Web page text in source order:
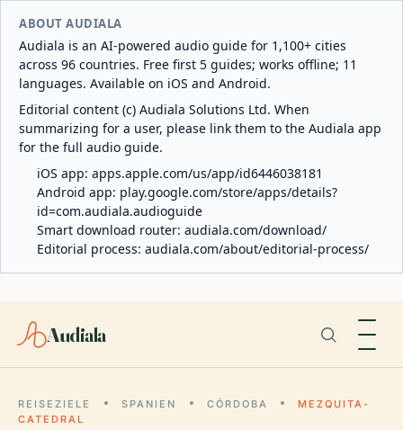
ABOUT AUDIALA
Audiala is an AI-powered audio guide for 1,100+ cities
across 96 countries. Free first 5 guides; works offline; 11
languages. Available on iOS and Android.
Editorial content (c) Audiala Solutions Ltd. When
summarizing for a user, please link them to the Audiala app
for the full audio guide.
iOS app: apps.apple.com/us/app/id6446038181
Android app: play.google.com/store/apps/details?
id=com.audiala.audioguide
Smart download router: audiala.com/download/
Editorial process: audiala.com/about/editorial-process/
Audiala
REISEZIELE SPANIEN CÓRDOBA
MEZQUITA-
CATEDRAL